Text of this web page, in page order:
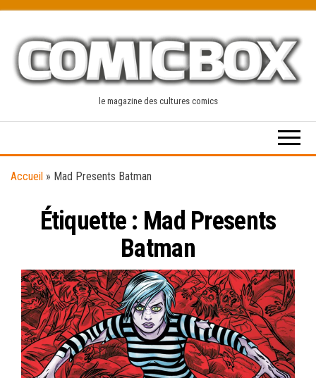
content
le magazine des cultures comics
Accueil » Mad Presents Batman
Étiquette : Mad Presents
Batman